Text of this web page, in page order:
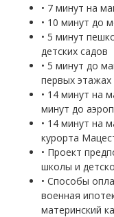
• 7 минут на
• 10 минут до
• 5 минут
детских садов
• 5 минут до
первых этажах
• 14 минут на
минут до
• 14 минут на
курорта
• Проект
школы и
• Способы
военная
материнский